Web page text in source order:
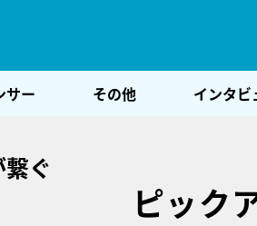
サー その他 インタビ
ぐ
ピック